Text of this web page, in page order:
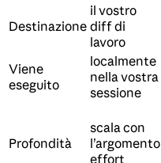
Destinazione
il vostro
diff di
lavoro
Viene
eseguito
localmente
nella vostra
sessione
Profondità
scala con
l’argomento
effort